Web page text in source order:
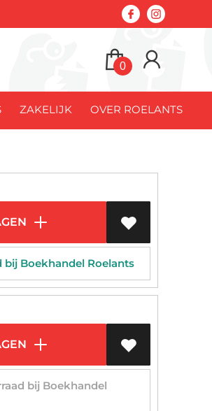
0
ZAKELIJK OVER ROELANTS
bij Boekhandel Roelants
bij Boekhandel